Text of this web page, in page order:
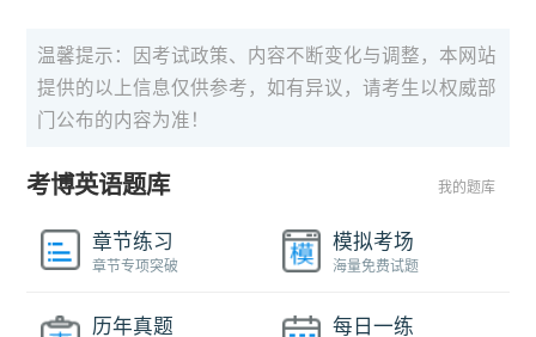
温馨提示：因考试政策、内容不断变化与调整，本网站
提供的以上信息仅供参考，如有异议，请考生以权威部
门公布的内容为准！
考博英语题库 我的题库
章节练习
章节专项突破
模拟考场
海量免费试题
历年真题 每日一练